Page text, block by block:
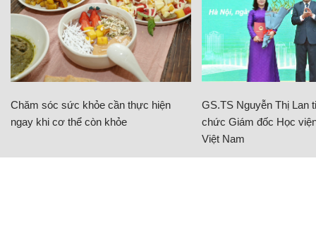
Chăm sóc sức khỏe cần thực hiện
ngay khi cơ thể còn khỏe
GS.TS Nguyễn Thị Lan
chức Giám đốc Học
Việt Nam